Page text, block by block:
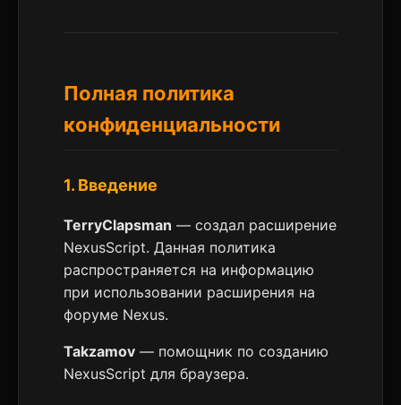
Полная политика
конфиденциальности
1. Введение
TerryClapsman — создал расширение
NexusScript. Данная политика
распространяется на информацию
при использовании расширения на
форуме Nexus.
Takzamov — помощник по созданию
NexusScript для браузера.